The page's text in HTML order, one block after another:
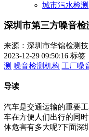
城市污水检测
深圳市第三方噪音
来源：深圳市华锦检测
2023-12-29 09:50:16 标签
测 噪音检测机构 工厂噪
导读
汽车是交通运输的重要
车在方便人们出行的同
体危害有多大呢?下面深